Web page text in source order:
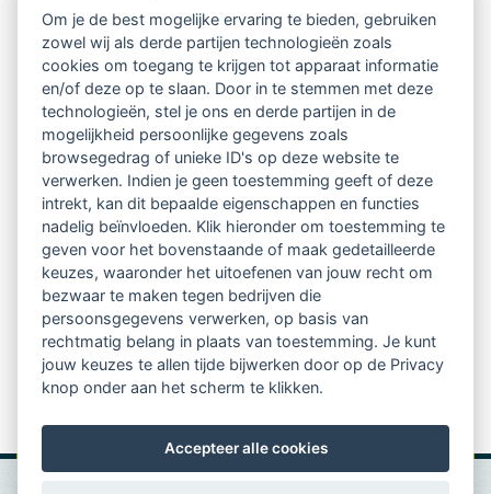
Ontvang 10 x per jaar de LVSC-
relatienieuwsbrief met o.a.:
vrij toegankelijke TsvB-artikelen
nieuws op het vlak van professioneel
begeleiden
informatie over LVSC-activiteiten
Aanmelden nieuwsbrief
Om je de best mogelijke ervaring te bieden, gebruiken
zowel wij als derde partijen technologieën zoals
cookies om toegang te krijgen tot apparaat informatie
en/of deze op te slaan. Door in te stemmen met deze
technologieën, stel je ons en derde partijen in de
mogelijkheid persoonlijke gegevens zoals
browsegedrag of unieke ID's op deze website te
verwerken. Indien je geen toestemming geeft of deze
intrekt, kan dit bepaalde eigenschappen en functies
nadelig beïnvloeden. Klik hieronder om toestemming te
geven voor het bovenstaande of maak gedetailleerde
keuzes, waaronder het uitoefenen van jouw recht om
bezwaar te maken tegen bedrijven die
persoonsgegevens verwerken, op basis van
rechtmatig belang in plaats van toestemming. Je kunt
jouw keuzes te allen tijde bijwerken door op de Privacy
knop onder aan het scherm te klikken.
Accepteer alle cookies